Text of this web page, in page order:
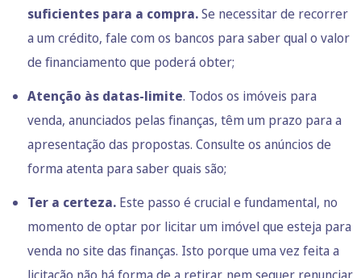
suficientes para a compra.Se necessitar de recorrer
a um crédito, fale com os bancos para saber qual o valor
de financiamento que poderá obter;
Atenção às datas-limite. Todos os imóveis para
venda, anunciados pelas finanças, têm um prazo para a
apresentação das propostas. Consulte os anúncios de
forma atenta para saber quais são;
Ter a certeza. Este passo é crucial e fundamental, no
momento de optar por licitar um imóvel que esteja para
venda no site das finanças. Isto porque uma vez feita a